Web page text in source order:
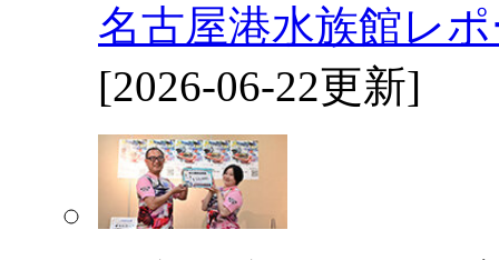
名古屋港水族館レ
[2026-06-22更新]